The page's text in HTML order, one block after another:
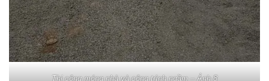
Thi công móng nhà và công trình ngầm – Ảnh 8